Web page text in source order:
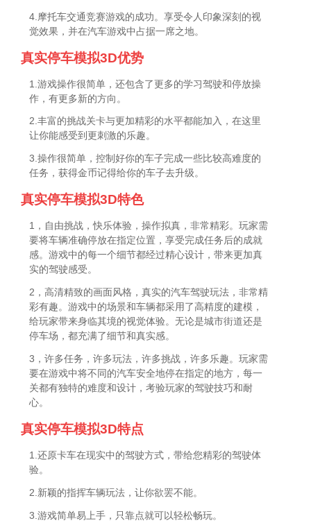
4.摩托车交通竞赛游戏的成功。享受令人印象深刻的视
觉效果，并在汽车游戏中占据一席之地。
真实停车模拟3D优势
1.游戏操作很简单，还包含了更多的学习驾驶和停放操
作，有更多新的方向。
2.丰富的挑战关卡与更加精彩的水平都能加入，在这里
让你能感受到更刺激的乐趣。
3.操作很简单，控制好你的车子完成一些比较高难度的
任务，获得金币记得给你的车子去升级。
真实停车模拟3D特色
1，自由挑战，快乐体验，操作拟真，非常精彩。玩家需
要将车辆准确停放在指定位置，享受完成任务后的成就
感。游戏中的每一个细节都经过精心设计，带来更加真
实的驾驶感受。
2，高清精致的画面风格，真实的汽车驾驶玩法，非常精
彩有趣。游戏中的场景和车辆都采用了高精度的建模，
给玩家带来身临其境的视觉体验。无论是城市街道还是
停车场，都充满了细节和真实感。
3，许多任务，许多玩法，许多挑战，许多乐趣。玩家需
要在游戏中将不同的汽车安全地停在指定的地方，每一
关都有独特的难度和设计，考验玩家的驾驶技巧和耐
心。
真实停车模拟3D特点
1.还原卡车在现实中的驾驶方式，带给您精彩的驾驶体
验。
2.新颖的指挥车辆玩法，让你欲罢不能。
3.游戏简单易上手，只靠点就可以轻松畅玩。